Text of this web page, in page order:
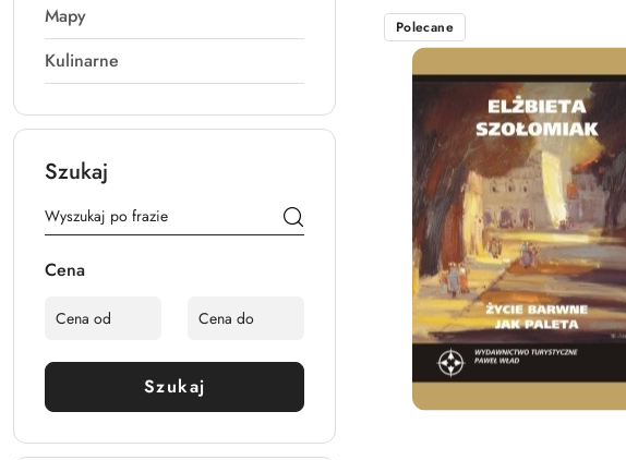
Mapy
Kulinarne
Szukaj
Cena
Szukaj
Najnowsze.
Polecane